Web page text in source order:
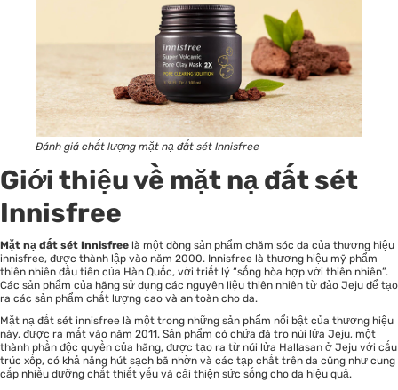
Đánh giá chất lượng mặt nạ đất sét Innisfree
Giới thiệu về mặt nạ đất sét
Innisfree
Mặt nạ đất sét Innisfree là một dòng sản phẩm chăm sóc da của thương hiệu
innisfree, được thành lập vào năm 2000. Innisfree là thương hiệu mỹ phẩm
thiên nhiên đầu tiên của Hàn Quốc, với triết lý “sống hòa hợp với thiên nhiên”.
Các sản phẩm của hãng sử dụng các nguyên liệu thiên nhiên từ đảo Jeju để tạo
ra các sản phẩm chất lượng cao và an toàn cho da.
Mặt nạ đất sét innisfree là một trong những sản phẩm nổi bật của thương hiệu
này, được ra mắt vào năm 2011. Sản phẩm có chứa đá tro núi lửa Jeju, một
thành phần độc quyền của hãng, được tạo ra từ núi lửa Hallasan ở Jeju với cấu
trúc xốp, có khả năng hút sạch bã nhờn và các tạp chất trên da cũng như cung
cấp nhiều dưỡng chất thiết yếu và cải thiện sức sống cho da hiệu quả.